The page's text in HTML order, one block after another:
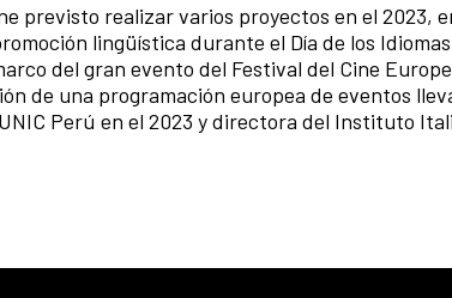
previsto realizar varios proyectos en el 2023,
lingüística durante el Día de los
del gran evento del Festival del Cine
de una programación europea de eventos
Perú en el 2023 y directora del Instituto